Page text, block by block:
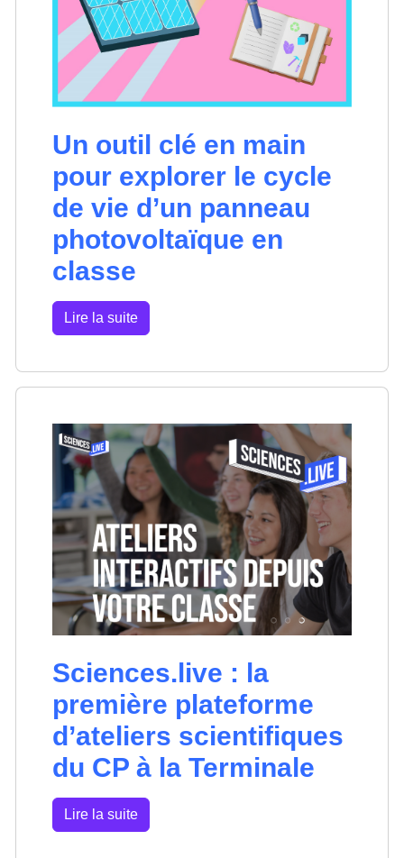
Un outil clé en main
pour explorer le cycle
de vie d’un panneau
photovoltaïque en
classe
Lire la suite
Sciences.live : la
première plateforme
d’ateliers scientifiques
du CP à la Terminale
Lire la suite